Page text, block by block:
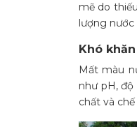
mẽ do
lượng
Khó
Mất màu
như pH,
chất và